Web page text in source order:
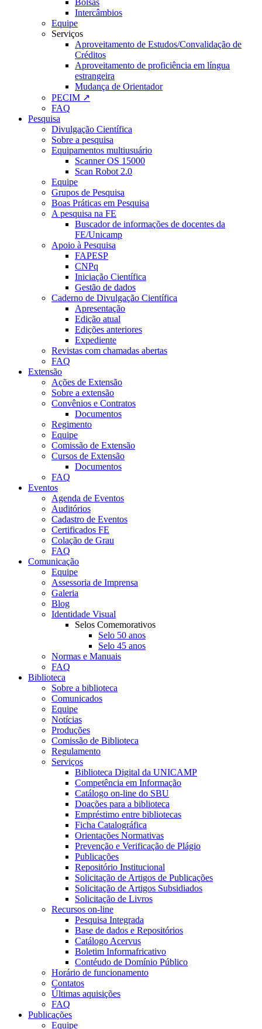
Bolsas
Intercâmbios
Equipe
Serviços
Aproveitamento de Estudos/Convalidação de
Créditos
Aproveitamento de proficiência em língua
estrangeira
Mudança de Orientador
PECIM ↗
FAQ
Pesquisa
Divulgação Científica
Sobre a pesquisa
Equipamentos multiusuário
Scanner OS 15000
Scan Robot 2.0
Equipe
Grupos de Pesquisa
Boas Práticas em Pesquisa
A pesquisa na FE
Buscador de informações de docentes da
FE/Unicamp
Apoio à Pesquisa
FAPESP
CNPq
Iniciação Científica
Gestão de dados
Caderno de Divulgação Científica
Apresentação
Edição atual
Edições anteriores
Expediente
Revistas com chamadas abertas
FAQ
Extensão
Ações de Extensão
Sobre a extensão
Convênios e Contratos
Documentos
Regimento
Equipe
Comissão de Extensão
Cursos de Extensão
Documentos
FAQ
Eventos
Agenda de Eventos
Auditórios
Cadastro de Eventos
Certificados FE
Colação de Grau
FAQ
Comunicação
Equipe
Assessoria de Imprensa
Galeria
Blog
Identidade Visual
Selos Comemorativos
Selo 50 anos
Selo 45 anos
Normas e Manuais
FAQ
Biblioteca
Sobre a biblioteca
Comunicados
Equipe
Notícias
Produções
Comissão de Biblioteca
Regulamento
Serviços
Biblioteca Digital da UNICAMP
Competência em Informação
Catálogo on-line do SBU
Doações para a biblioteca
Empréstimo entre bibliotecas
Ficha Catalográfica
Orientações Normativas
Prevenção e Verificação de Plágio
Publicações
Repositório Institucional
Solicitação de Artigos de Publicações
Solicitação de Artigos Subsidiados
Solicitação de Livros
Recursos on-line
Pesquisa Integrada
Base de dados e Repositórios
Catálogo Acervus
Boletim Informafricativo
Contéudo de Domínio Público
Horário de funcionamento
Contatos
Últimas aquisições
FAQ
Publicações
Equipe